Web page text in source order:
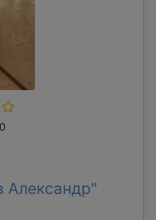
Александр"